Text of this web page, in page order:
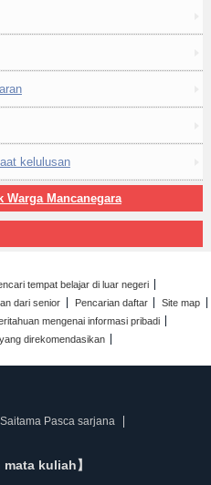
kelulusan
Warga Mancanegara
tempat belajar di luar negeri
dari senior Pencarian daftar
Site map
mengenai informasi pribadi
direkomendasikan
Pasca sarjana
kuliah】